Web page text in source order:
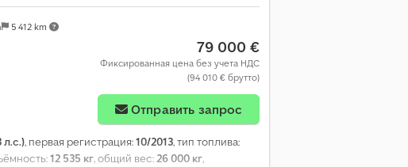
5 412 km
79 000 €
Фиксированная цена без учета НДС
(94 010 € брутто)
Отправить запрос
л.с.), первая регистрация:10/2013, тип топлива:
12 535 кг, общий вес:26 000 кг,